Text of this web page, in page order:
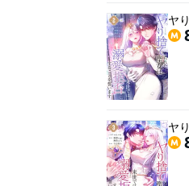
ヤ
ヤ